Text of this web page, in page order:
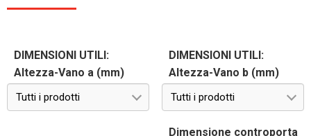
DIMENSIONI UTILI:
Altezza-Vano a (mm)
Tutti i prodotti
DIMENSIONI UTILI:
Altezza-Vano b (mm)
Tutti i prodotti
Dimensione controporta